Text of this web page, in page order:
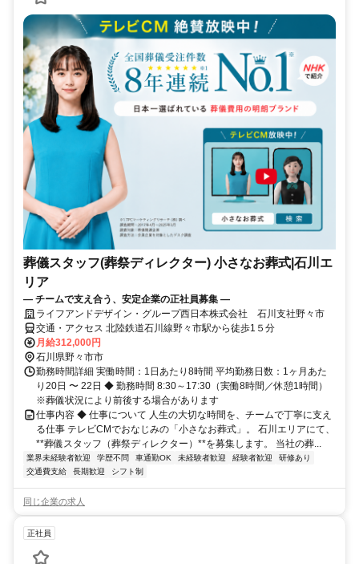
葬儀スタッフ(葬祭ディレクター) 小さなお葬式|石川エ
リア
― チームで支え合う、安定企業の正社員募集 ―
ライフアンドデザイン・グループ西日本株式会社 石川支社野々市
交通・アクセス 北陸鉄道石川線野々市駅から徒歩1５分
月給312,000円
石川県野々市市
勤務時間詳細 実働時間：1日あたり8時間 平均勤務日数：1ヶ月あた
り20日 〜 22日 ◆ 勤務時間 8:30～17:30（実働8時間／休憩1時間）
※葬儀状況により前後する場合があります
仕事内容 ◆ 仕事について 人生の大切な時間を、チームで丁寧に支え
る仕事 テレビCMでおなじみの「小さなお葬式」。 石川エリアにて、
**葬儀スタッフ（葬祭ディレクター）**を募集します。 当社の葬...
業界未経験者歓迎 学歴不問 車通勤OK 未経験者歓迎 経験者歓迎
研修あり
交通費支給
長期歓迎 シフト制
同じ企業の求人
正社員